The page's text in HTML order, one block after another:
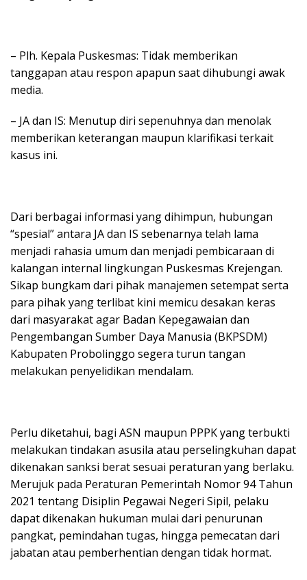
– Plh. Kepala Puskesmas: Tidak memberikan
tanggapan atau respon apapun saat dihubungi awak
media.
– JA dan IS: Menutup diri sepenuhnya dan menolak
memberikan keterangan maupun klarifikasi terkait
kasus ini.
Dari berbagai informasi yang dihimpun, hubungan
“spesial” antara JA dan IS sebenarnya telah lama
menjadi rahasia umum dan menjadi pembicaraan di
kalangan internal lingkungan Puskesmas Krejengan.
Sikap bungkam dari pihak manajemen setempat serta
para pihak yang terlibat kini memicu desakan keras
dari masyarakat agar Badan Kepegawaian dan
Pengembangan Sumber Daya Manusia (BKPSDM)
Kabupaten Probolinggo segera turun tangan
melakukan penyelidikan mendalam.
Perlu diketahui, bagi ASN maupun PPPK yang terbukti
melakukan tindakan asusila atau perselingkuhan dapat
dikenakan sanksi berat sesuai peraturan yang berlaku.
Merujuk pada Peraturan Pemerintah Nomor 94 Tahun
2021 tentang Disiplin Pegawai Negeri Sipil, pelaku
dapat dikenakan hukuman mulai dari penurunan
pangkat, pemindahan tugas, hingga pemecatan dari
jabatan atau pemberhentian dengan tidak hormat.